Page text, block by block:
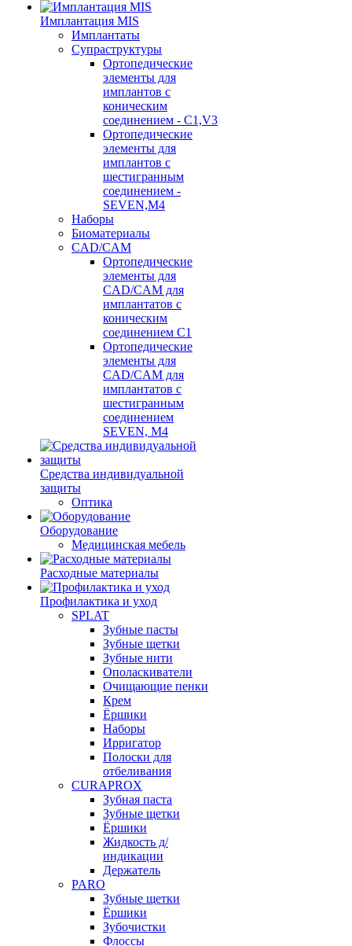
Имплантация MIS
Имплантаты
Супраструктуры
Ортопедические
элементы для
имплантов с
коническим
соединением - C1,V3
Ортопедические
элементы для
имплантов с
шестигранным
соединением -
SEVEN,M4
Наборы
Биоматериалы
CAD/CAM
Ортопедические
элементы для
CAD/CAM для
имплантатов с
коническим
соединением С1
Ортопедические
элементы для
CAD/CAM для
имплантатов с
шестигранным
соединением
SEVEN, М4
Средства индивидуальной
защиты
Оптика
Оборудование
Медицинская мебель
Расходные материалы
Профилактика и уход
SPLAT
Зубные пасты
Зубные щетки
Зубные нити
Ополаскиватели
Очищающие пенки
Крем
Ёршики
Наборы
Ирригатор
Полоски для
отбеливания
CURAPROX
Зубная паста
Зубные щетки
Ёршики
Жидкость д/
индикации
Держатель
PARO
Зубные щетки
Ёршики
Зубочистки
Флоссы